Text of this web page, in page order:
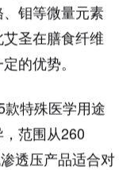
钼等微量元素
圣在膳食纤维
的优势。
特殊医学用途
范围从260
透压产品适合对